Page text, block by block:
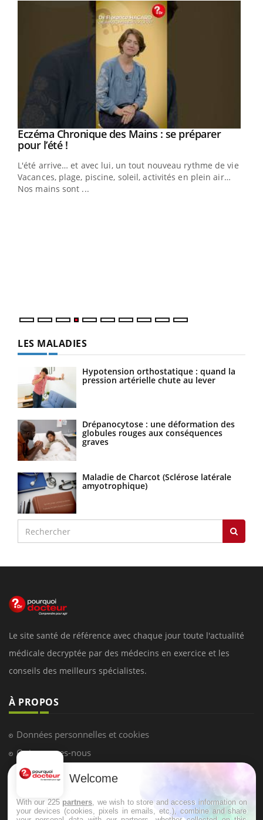
Youtube
Eczéma Chronique des Mains : se préparer
pour l’été !Youtube
L'été arrive… et avec lui, un tout nouveau rythme de vie !
Vacances, plage, piscine, soleil, activités en plein air…
Nos mains sont ...
LES MALADIES
Hypotension orthostatique : quand la
pression artérielle chute au lever
Drépanocytose : une déformation des
globules rouges aux conséquences
graves
Maladie de Charcot (Sclérose latérale
amyotrophique)
Le site santé de référence avec chaque jour toute l'actualité
médicale decryptée par des médecins en exercice et les
conseils des meilleurs spécialistes.
À PROPOS
Données personnelles et cookies
Qui sommes-nous
Conditions d'utilisation
Mentions Légales
Welcome
With our 225 partners , we wish to store and access information on
your devices (cookies, pixels in emails, etc.), combine and share